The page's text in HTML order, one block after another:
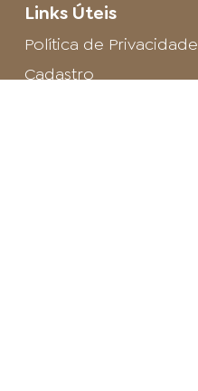
Links Úteis
Política de Privacidade
Cadastro